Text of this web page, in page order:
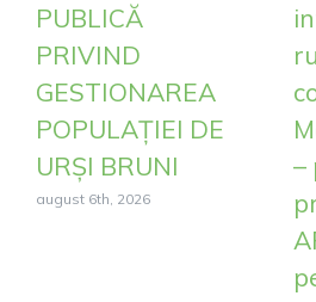
PUBLICĂ
PRIVIND
GESTIONAREA
POPULAȚIEI DE
URȘI BRUNI
august 6th, 2026
–